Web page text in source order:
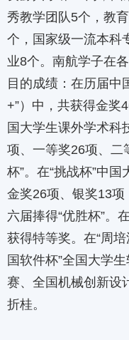
秀教学团队5个，教
个，国家级一流本科
业8个。南航学子在
目的成绩：在历届中
+”）中，共获得金奖
国大学生课外学术科
项、一等奖26项、二
杯”。在“挑战杯”中
金奖26项、银奖13
六届捧得“优胜杯”。
获得特等奖。在“周
国软件杯”全国大学
赛、全国机械创新设
折桂。